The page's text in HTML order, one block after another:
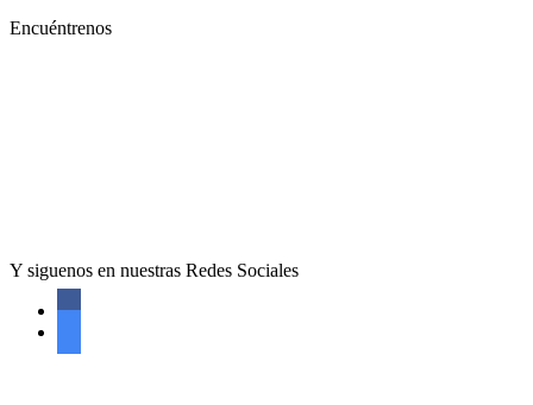
Encuéntrenos
Y siguenos en nuestras Redes Sociales